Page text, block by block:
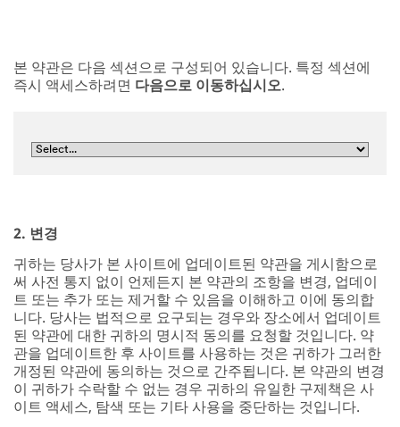
본 약관은 다음 섹션으로 구성되어 있습니다. 특정 섹션에
즉시 액세스하려면 다음으로 이동하십시오.
2. 변경
귀하는 당사가 본 사이트에 업데이트된 약관을 게시함으로
써 사전 통지 없이 언제든지 본 약관의 조항을 변경, 업데이
트 또는 추가 또는 제거할 수 있음을 이해하고 이에 동의합
니다. 당사는 법적으로 요구되는 경우와 장소에서 업데이트
된 약관에 대한 귀하의 명시적 동의를 요청할 것입니다. 약
관을 업데이트한 후 사이트를 사용하는 것은 귀하가 그러한
개정된 약관에 동의하는 것으로 간주됩니다. 본 약관의 변경
이 귀하가 수락할 수 없는 경우 귀하의 유일한 구제책은 사
이트 액세스, 탐색 또는 기타 사용을 중단하는 것입니다.